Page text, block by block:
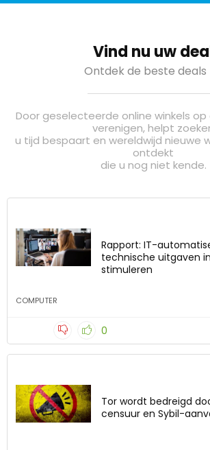
Vind nu uw
Ontdek de beste deals
Door geselecteerde online winkels
verenigen, helpt
u tijd bespaart en wereldwijd nieuwe
ontdekt
die u nog niet kende.
Rapport: IT-
technische uitgaven
stimuleren
COMPUTER
0
Tor wordt bedreigd
censuur en Sybil-